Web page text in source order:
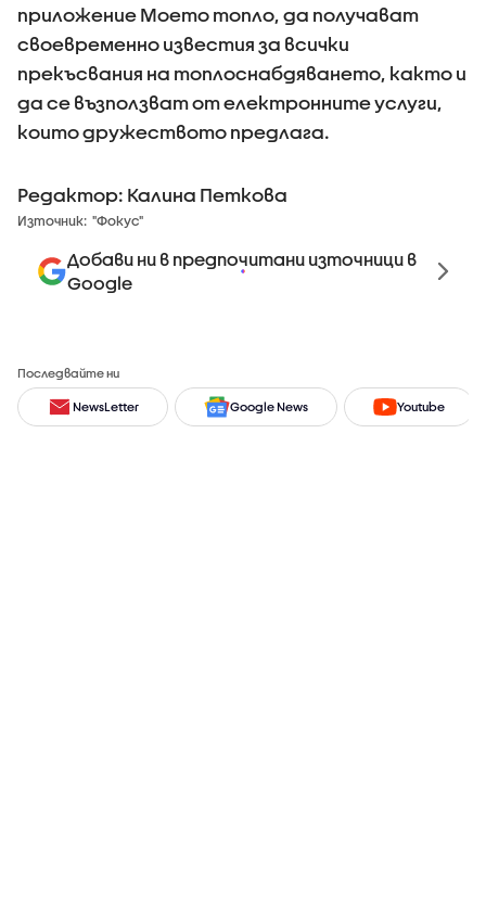
приложение Моето топло, да получават
своевременно известия за всички
прекъсвания на топлоснабдяването, както и
да се възползват от електронните услуги,
които дружеството предлага.
Редактор: Калина Петкова
Източник: "Фокус"
Добави ни в предпочитани източници в
Google
Последвайте ни
NewsLetter Google News Youtube